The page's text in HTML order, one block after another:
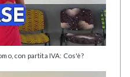
con partita IVA: Cos'è?